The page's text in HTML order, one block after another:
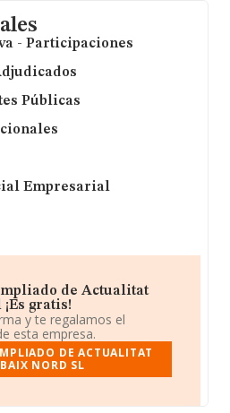
- Participaciones
Públicas
Empresarial
de Actualitat
gratis!
y te regalamos el
esta empresa.
DE ACTUALITAT
NORD SL